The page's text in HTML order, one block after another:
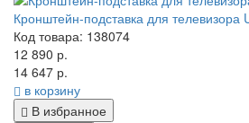
Кронштейн-подставка для телевизора
Код товара: 138074
12 890 р.
14 647 р.
в корзину
В избранное